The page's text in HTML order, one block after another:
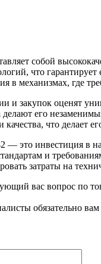
собой
что
в механизмах, где
и закупок оценят
делают его
качества, что
инвестиция в
и
затраты на
вас вопрос по
обязательно вам